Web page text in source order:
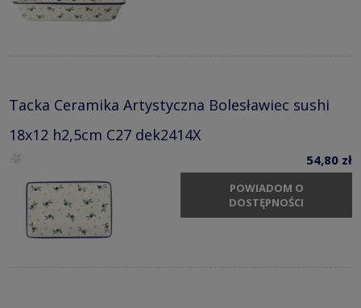
Tacka Ceramika Artystyczna Bolesławiec sushi
18x12 h2,5cm C27 dek2414X
54,80 zł
POWIADOM O
DOSTĘPNOŚCI